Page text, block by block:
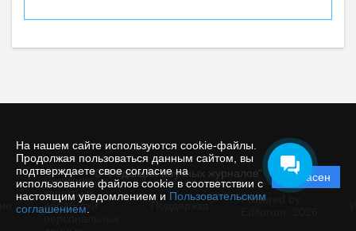
На нашем сайте используются cookie-файлы.
Продолжая пользоваться данным сайтом, вы
подтверждаете свое согласие на
использование файлов cookie в соответствии с
настоящим уведомлением и Пользовательским
соглашением
Согласен
© "Редакция научных журналов"
Политика
защиты и
обработки
Powered by